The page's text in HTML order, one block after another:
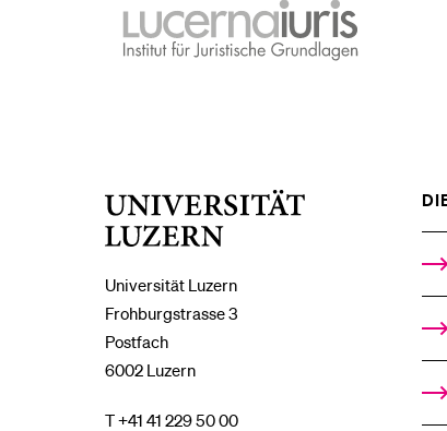
lucernaiuris
Institut
Universität Luzern
Frohburgstrasse 3
Postfach
6002 Luzern
T +41 41 229 50 00